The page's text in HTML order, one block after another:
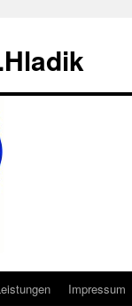
Impressum